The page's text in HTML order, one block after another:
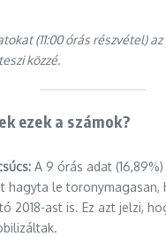
(11:00 órás részvétel)
közzé.
ezek a számok?
A 9 órás adat
hagyta le toronymagasan,
2018-ast is. Ez azt jelzi,